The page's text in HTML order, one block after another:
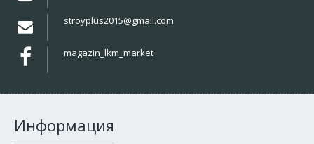
stroyplus2015@gmail.com
magazin_lkm_market
Информация